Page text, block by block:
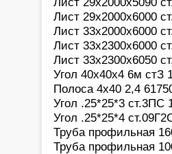
Лист 29х2000х6000
Лист 33х2000х6000
Лист 33х2300х6000
Лист 33х2300х6050
Угол 40x40x4 6м стЗ
Полоса 4х40 2,4
Угол .25*25*3 ст.3ПС
Угол .25*25*4
Труба профильная
Труба профильная